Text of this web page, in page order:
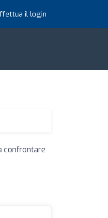
il login
confrontare